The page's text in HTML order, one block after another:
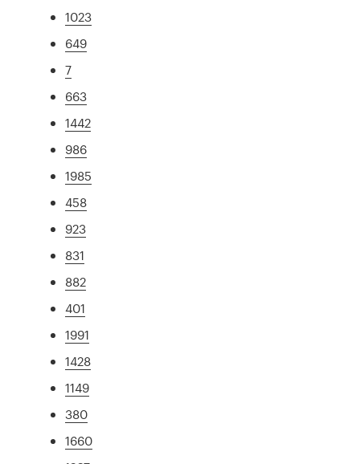
1023
649
7
663
1442
986
1985
458
923
831
882
401
1991
1428
1149
380
1660